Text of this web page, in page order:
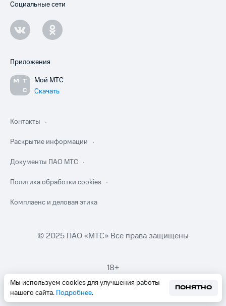
Мы используем cookies для улучшения работы
нашего сайта. Подробнее.
ПОНЯТНО
Социальные сети
Приложения
Мой МТС
Скачать
Контакты
Раскрытие информации
Документы ПАО МТС
Политика обработки cookies
Комплаенс и деловая этика
© 2025 ПАО «МТС» Все права защищены
18+